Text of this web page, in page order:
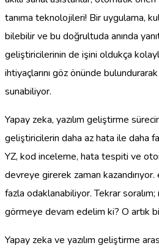
tanıma teknolojileri! Bir uygulama,
bilebilir ve bu doğrultuda anında
geliştiricilerinin de işini oldukça
ihtiyaçlarını göz önünde
sunabiliyor.
Yapay zeka, yazılım geliştirme
geliştiricilerin daha az hata ile daha
YZ, kod inceleme, hata tespiti ve
devreye girerek zaman
fazla odaklanabiliyor. Tekrar soralım;
görmeye devam edelim ki? O artık
Yapay zeka ve yazılım geliştirme